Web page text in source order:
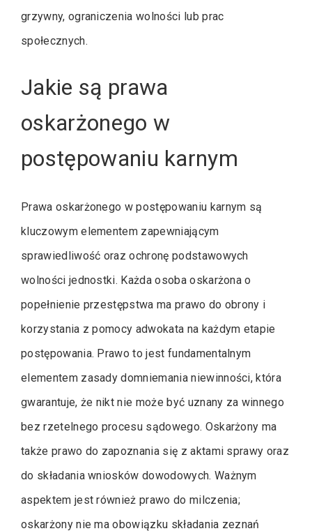
grzywny, ograniczenia wolności lub prac
społecznych.
Jakie są prawa
oskarżonego w
postępowaniu karnym
Prawa oskarżonego w postępowaniu karnym są
kluczowym elementem zapewniającym
sprawiedliwość oraz ochronę podstawowych
wolności jednostki. Każda osoba oskarżona o
popełnienie przestępstwa ma prawo do obrony i
korzystania z pomocy adwokata na każdym etapie
postępowania. Prawo to jest fundamentalnym
elementem zasady domniemania niewinności, która
gwarantuje, że nikt nie może być uznany za winnego
bez rzetelnego procesu sądowego. Oskarżony ma
także prawo do zapoznania się z aktami sprawy oraz
do składania wniosków dowodowych. Ważnym
aspektem jest również prawo do milczenia;
oskarżony nie ma obowiązku składania zeznań